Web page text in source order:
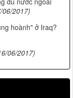
06/2017)
hoành" ở Iraq?
06/2017)